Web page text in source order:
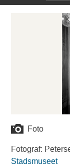
Foto
Fotograf:
Stadsmuseet